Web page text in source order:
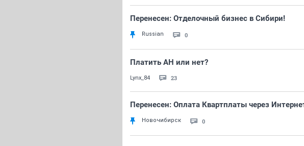
Перенесен: Отделочный бизнес в Сибири!
Russian 0
Платить АН или нет?
Lynx_84 23
Перенесен: Оплата Квартплаты через
Новочибирск 0